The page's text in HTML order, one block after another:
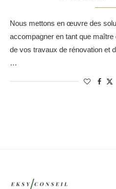
Nous mettons en œuvre des
accompagner en tant que maître
de vos travaux de rénovation et
…